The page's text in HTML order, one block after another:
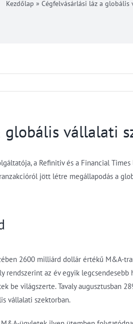
Kezdőlap » Cégfelvásárlási láz a
globális vállalati
a Refinitiv és a Financial
jött létre megállapodás a
2600 milliárd dollár értékű M&A-
rendszerint az év egyik
be világszerte. Tavaly augusztusban
vállalati szektorban.